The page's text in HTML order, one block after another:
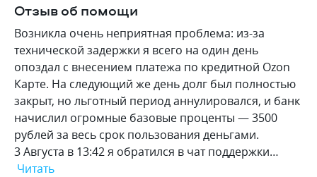
Отзыв об помощи
Возникла очень неприятная проблема: из-за
технической задержки я всего на один день
опоздал с внесением платежа по кредитной Ozon
Карте. На следующий же день долг был полностью
закрыт, но льготный период аннулировался, и банк
начислил огромные базовые проценты — 3500
рублей за весь срок пользования деньгами.
3 Августа в 13:42 я обратился в чат поддержки…
Читать